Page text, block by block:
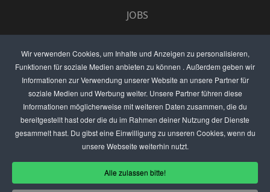
Wir verwenden Cookies, um Inhalte und Anzeigen zu personalisieren,
Funktionen für soziale Medien anbieten zu können . Außerdem geben wir
Informationen zur Verwendung unserer Website an unsere Partner für
soziale Medien und Werbung weiter. Unsere Partner führen diese
Informationen möglicherweise mit weiteren Daten zusammen, die du
bereitgestellt hast oder die du im Rahmen deiner Nutzung der Dienste
gesammelt hast. Du gibst eine Einwilligung zu unseren Cookies, wenn du
unsere Webseite weiterhin nutzt.
Alle zulassen bitte!
JOBS
ANZEIGEN PREISE
BEWERTET UNS
KONTAKT
THEMENVORSCHLAG
DEIN LOKAL VORSTELLEN